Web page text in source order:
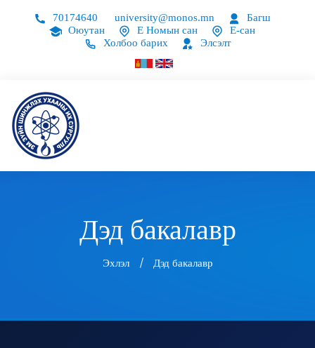
70174640 university@monos.mn
Багш
Оюутан
Е Номын сан
Е-сан
Холбоо барих
Элсэлт
Дэд бакалавр
Эхлэл Дэд бакалавр